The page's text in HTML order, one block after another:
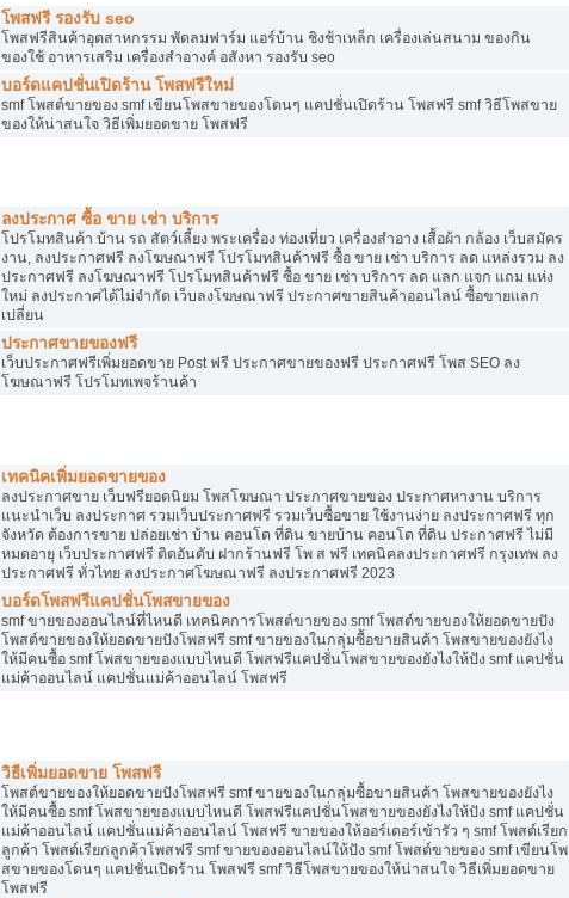
โพสฟรี รองรับ seo
โพสฟรีสินค้าอุตสาหกรรม พัดลมฟาร์ม แอร์บ้าน ชิงช้าเหล็ก เครื่องเล่นสนาม ของกิน
ของใช้ อาหารเสริม เครื่องสำอางค์ อสังหา รองรับ seo
บอร์ดแคปชั่นเปิดร้าน โพสฟรีใหม่
smf โพสต์ขายของ smf เขียนโพสขายของโดนๆ แคปชั่นเปิดร้าน โพสฟรี smf วิธีโพสขาย
ของให้น่าสนใจ วิธีเพิ่มยอดขาย โพสฟรี
ลงประกาศ ซื้อ ขาย เช่า บริการ
โปรโมทสินค้า บ้าน รถ สัตว์เลี้ยง พระเครื่อง ท่องเที่ยว เครื่องสำอาง เสื้อผ้า กล้อง เว็บสมัคร
งาน, ลงประกาศฟรี ลงโฆษณาฟรี โปรโมทสินค้าฟรี ซื้อ ขาย เช่า บริการ ลด แหล่งรวม ลง
ประกาศฟรี ลงโฆษณาฟรี โปรโมทสินค้าฟรี ซื้อ ขาย เช่า บริการ ลด แลก แจก แถม แห่ง
ใหม่ ลงประกาศได้ไม่จำกัด เว็บลงโฆษณาฟรี ประกาศขายสินค้าออนไลน์ ซื้อขายแลก
เปลี่ยน
ประกาศขายของฟรี
เว็บประกาศฟรีเพิ่มยอดขาย Post ฟรี ประกาศขายของฟรี ประกาศฟรี โพส SEO ลง
โฆษณาฟรี โปรโมทเพจร้านค้า
เทคนิคเพิ่มยอดขายของ
ลงประกาศขาย เว็บฟรียอดนิยม โพสโฆษณา ประกาศขายของ ประกาศหางาน บริการ
แนะนำเว็บ ลงประกาศ รวมเว็บประกาศฟรี รวมเว็บซื้อขาย ใช้งานง่าย ลงประกาศฟรี ทุก
จังหวัด ต้องการขาย ปล่อยเช่า บ้าน คอนโด ที่ดิน ขายบ้าน คอนโด ที่ดิน ประกาศฟรี ไม่มี
หมดอายุ เว็บประกาศฟรี ติดอันดับ ฝากร้านฟรี โพ ส ฟรี เทคนิคลงประกาศฟรี กรุงเทพ ลง
ประกาศฟรี ทั่วไทย ลงประกาศโฆษณาฟรี ลงประกาศฟรี 2023
บอร์ดโพสฟรีแคปชั่นโพสขายของ
smf ขายของออนไลน์ที่ไหนดี เทคนิคการโพสต์ขายของ smf โพสต์ขายของให้ยอดขายปัง
โพสต์ขายของให้ยอดขายปังโพสฟรี smf ขายของในกลุ่มซื้อขายสินค้า โพสขายของยังไง
ให้มีคนซื้อ smf โพสขายของแบบไหนดี โพสฟรีแคปชั่นโพสขายของยังไงให้ปัง smf แคปชั่น
แม่ค้าออนไลน์ แคปชั่นแม่ค้าออนไลน์ โพสฟรี
วิธีเพิ่มยอดขาย โพสฟรี
โพสต์ขายของให้ยอดขายปังโพสฟรี smf ขายของในกลุ่มซื้อขายสินค้า โพสขายของยังไง
ให้มีคนซื้อ smf โพสขายของแบบไหนดี โพสฟรีแคปชั่นโพสขายของยังไงให้ปัง smf แคปชั่น
แม่ค้าออนไลน์ แคปชั่นแม่ค้าออนไลน์ โพสฟรี ขายของให้ออร์เดอร์เข้ารัว ๆ smf โพสต์เรียก
ลูกค้า โพสต์เรียกลูกค้าโพสฟรี smf ขายของออนไลน์ให้ปัง smf โพสต์ขายของ smf เขียนโพ
สขายของโดนๆ แคปชั่นเปิดร้าน โพสฟรี smf วิธีโพสขายของให้น่าสนใจ วิธีเพิ่มยอดขาย
โพสฟรี